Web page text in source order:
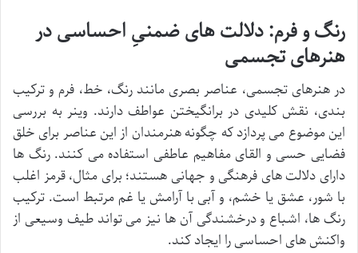
رنگ و فرم: دلالت های ضمنیِ احساسی در
هنرهای تجسمی
در هنرهای تجسمی، عناصر بصری مانند رنگ، خط، فرم و ترکیب
بندی، نقش کلیدی در برانگیختن عواطف دارند. وینر به بررسی
این موضوع می پردازد که چگونه هنرمندان از این عناصر برای خلق
فضایی حسی و القای مفاهیم عاطفی استفاده می کنند. رنگ ها
دارای دلالت های فرهنگی و جهانی هستند؛ برای مثال، قرمز اغلب
با شور، عشق یا خشم، و آبی با آرامش یا غم مرتبط است. ترکیب
رنگ ها، اشباع و درخشندگی آن ها نیز می تواند طیف وسیعی از
واکنش های احساسی را ایجاد کند.